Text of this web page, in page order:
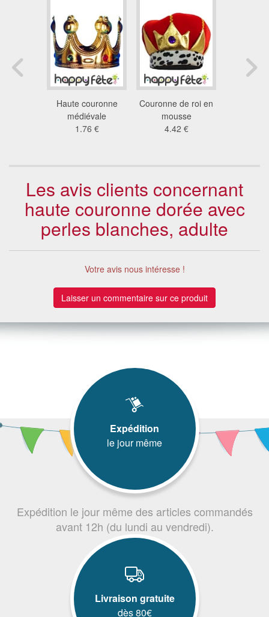
Haute couronne
médiévale
1.76 €
Couronne de roi en
mousse
4.42 €
Les avis clients concernant
haute couronne dorée avec
perles blanches, adulte
Votre avis nous intéresse !
Laisser un commentaire sur ce produit
Expédition
le jour même
Expédition le jour même des articles commandés
avant 12h (du lundi au vendredi).
Livraison gratuite
dès 80€